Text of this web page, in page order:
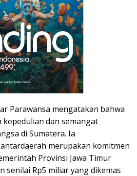
Parawansa mengatakan bahwa
dan semangat
di Sumatera. Ia
merupakan komitmen
Provinsi Jawa Timur
senilai Rp5 miliar yang dikemas